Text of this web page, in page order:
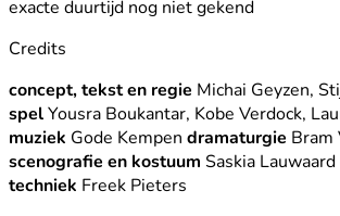
exacte duurtijd nog niet gekend
Credits
concept, tekst en regie Michai Geyzen,
spelYousra Boukantar, Kobe Verdock,
muziek Gode Kempen dramaturgie Bram
scenografie en kostuum Saskia
techniek Freek Pieters